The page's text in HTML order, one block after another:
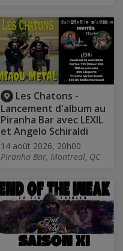
Les Chatons -
Lancement d'album au
Piranha Bar avec LEXIL
et Angelo Schiraldi
14 août 2026, 20h00
Piranha Bar, Montreal, QC